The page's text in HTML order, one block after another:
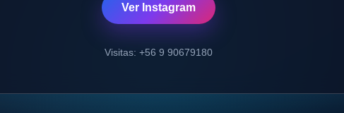
Ver Instagram
Visitas: +56 9 90679180